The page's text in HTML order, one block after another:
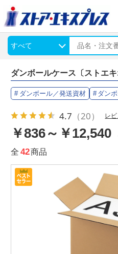
ダンボールケース〔ストエキ
ダンボール／発送資材 ダン
4.7 （20） レ
￥836～￥12,540
全 42商品